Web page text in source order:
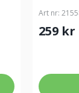
Art nr:
259 kr